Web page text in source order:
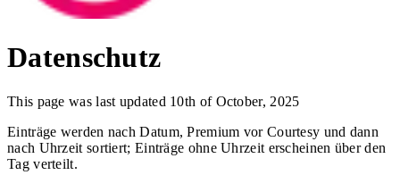
Datenschutz
This page was last updated 10th of October, 2025
Einträge werden nach Datum, Premium vor Courtesy und dann
nach Uhrzeit sortiert; Einträge ohne Uhrzeit erscheinen über den
Tag verteilt.